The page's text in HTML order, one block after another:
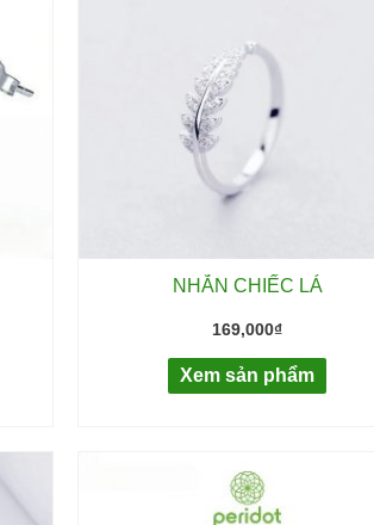
NHẪN CHIẾC LÁ
169,000₫
Xem sản phẩm